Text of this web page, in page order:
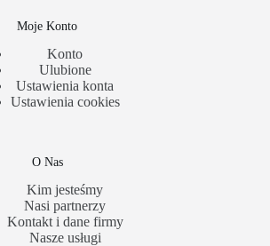
Moje Konto
Konto
Ulubione
Ustawienia konta
Ustawienia cookies
O Nas
Kim jesteśmy
Nasi partnerzy
Kontakt i dane firmy
Nasze usługi